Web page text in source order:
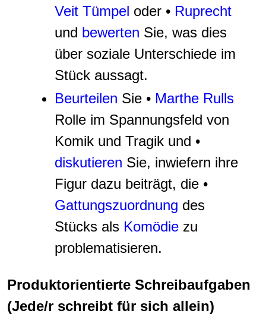
Veit Tümpel oder • Ruprecht
und bewerten Sie, was dies
über soziale Unterschiede im
Stück aussagt.
Beurteilen Sie • Marthe Rulls
Rolle im Spannungsfeld von
Komik und Tragik und •
diskutieren Sie, inwiefern ihre
Figur dazu beiträgt, die •
Gattungszuordnung des
Stücks als Komödie zu
problematisieren.
Produktorientierte Schreibaufgaben
(Jede/r schreibt für sich allein)